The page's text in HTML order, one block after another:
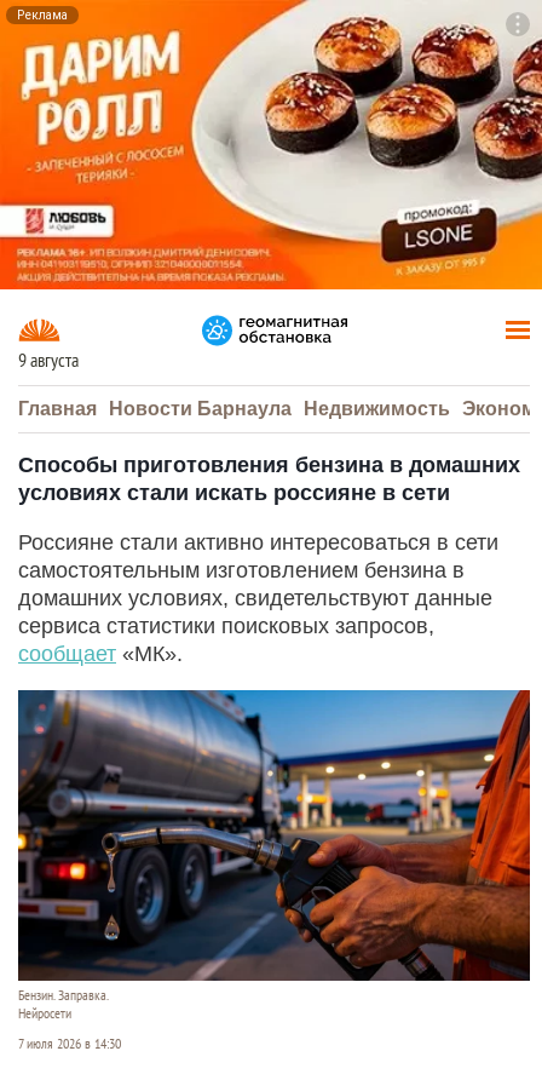
Реклама
9 августа
Главная Новости Барнаула Недвижимость
Способы приготовления бензина в домашних
условиях стали искать россияне в сети
Россияне стали активно интересоваться в сети
самостоятельным изготовлением бензина в
домашних условиях, свидетельствуют данные
сервиса статистики поисковых запросов,
сообщает «МК».
Бензин. Заправка.
Нейросети
7 июля 2026 в 14:30